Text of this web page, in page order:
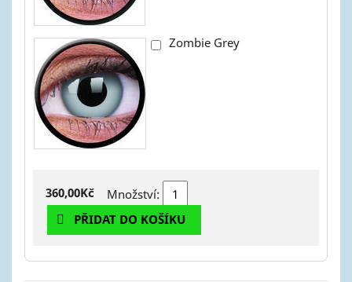
Zombie Grey
360,00Kč
Množství:
PŘIDAT DO KOŠÍKU